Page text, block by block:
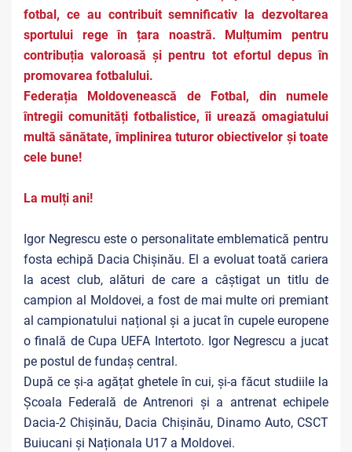
fotbal, ce au contribuit semnificativ la dezvoltarea
sportului rege în țara noastră. Mulțumim pentru
contribuția valoroasă și pentru tot efortul depus în
promovarea fotbalului.
Federația Moldovenească de Fotbal, din numele
întregii comunități fotbalistice, îi urează omagiatului
multă sănătate, împlinirea tuturor obiectivelor și toate
cele bune!
La mulți ani!
Igor Negrescu este o personalitate emblematică pentru
fosta echipă Dacia Chișinău. El a evoluat toată cariera
la acest club, alături de care a câștigat un titlu de
campion al Moldovei, a fost de mai multe ori premiant
al campionatului național și a jucat în cupele europene
o finală de Cupa UEFA Intertoto. Igor Negrescu a jucat
pe postul de fundaș central.
După ce și-a agățat ghetele în cui, și-a făcut studiile la
Școala Federală de Antrenori și a antrenat echipele
Dacia-2 Chișinău, Dacia Chișinău, Dinamo Auto, CSCT
Buiucani și Naționala U17 a Moldovei.